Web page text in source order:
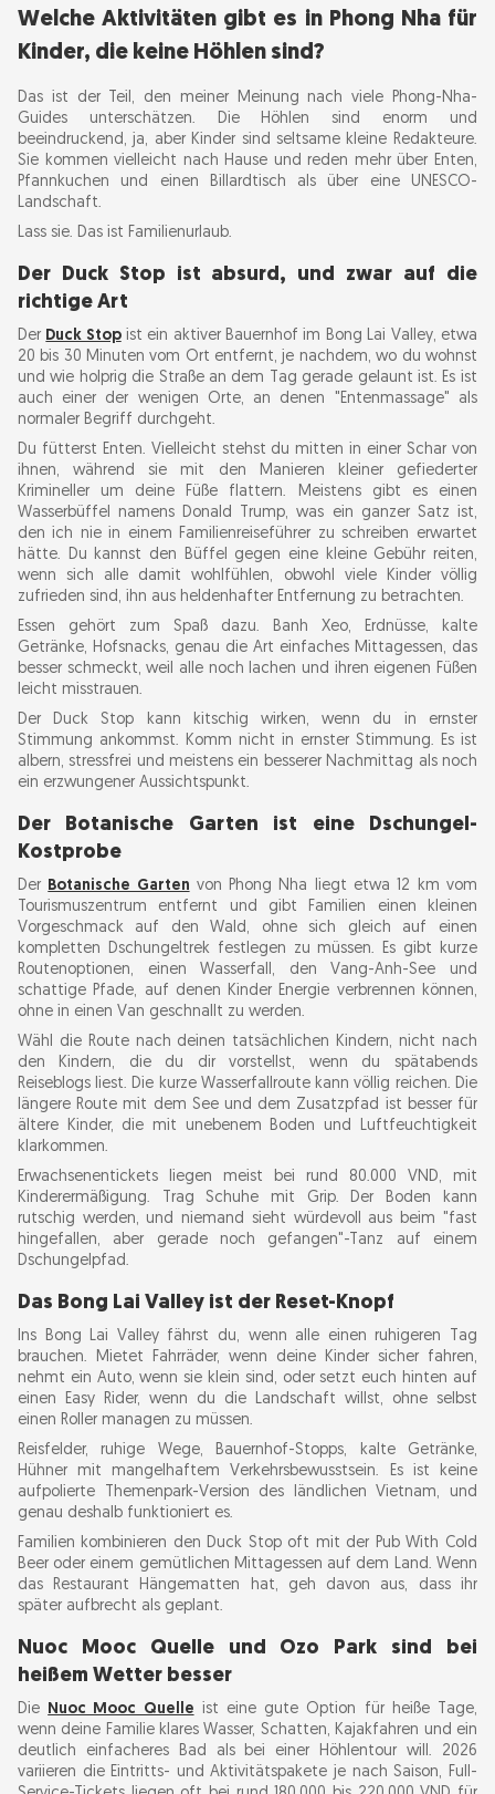
Welche Aktivitäten gibt es in Phong Nha für
Kinder, die keine Höhlen sind?
Das ist der Teil, den meiner Meinung nach viele Phong-Nha-
Guides unterschätzen. Die Höhlen sind enorm und
beeindruckend, ja, aber Kinder sind seltsame kleine Redakteure.
Sie kommen vielleicht nach Hause und reden mehr über Enten,
Pfannkuchen und einen Billardtisch als über eine UNESCO-
Landschaft.
Lass sie. Das ist Familienurlaub.
Der Duck Stop ist absurd, und zwar auf die
richtige Art
Der Duck Stopist ein aktiver Bauernhof im Bong Lai Valley, etwa
20 bis 30 Minuten vom Ort entfernt, je nachdem, wo du wohnst
und wie holprig die Straße an dem Tag gerade gelaunt ist. Es ist
auch einer der wenigen Orte, an denen "Entenmassage" als
normaler Begriff durchgeht.
Du fütterst Enten. Vielleicht stehst du mitten in einer Schar von
ihnen, während sie mit den Manieren kleiner gefiederter
Krimineller um deine Füße flattern. Meistens gibt es einen
Wasserbüffel namens Donald Trump, was ein ganzer Satz ist,
den ich nie in einem Familienreiseführer zu schreiben erwartet
hätte. Du kannst den Büffel gegen eine kleine Gebühr reiten,
wenn sich alle damit wohlfühlen, obwohl viele Kinder völlig
zufrieden sind, ihn aus heldenhafter Entfernung zu betrachten.
Essen gehört zum Spaß dazu. Banh Xeo, Erdnüsse, kalte
Getränke, Hofsnacks, genau die Art einfaches Mittagessen, das
besser schmeckt, weil alle noch lachen und ihren eigenen Füßen
leicht misstrauen.
Der Duck Stop kann kitschig wirken, wenn du in ernster
Stimmung ankommst. Komm nicht in ernster Stimmung. Es ist
albern, stressfrei und meistens ein besserer Nachmittag als noch
ein erzwungener Aussichtspunkt.
Der Botanische Garten ist eine Dschungel-
Kostprobe
Der Botanische Garten von Phong Nha liegt etwa 12 km vom
Tourismuszentrum entfernt und gibt Familien einen kleinen
Vorgeschmack auf den Wald, ohne sich gleich auf einen
kompletten Dschungeltrek festlegen zu müssen. Es gibt kurze
Routenoptionen, einen Wasserfall, den Vang-Anh-See und
schattige Pfade, auf denen Kinder Energie verbrennen können,
ohne in einen Van geschnallt zu werden.
Wähl die Route nach deinen tatsächlichen Kindern, nicht nach
den Kindern, die du dir vorstellst, wenn du spätabends
Reiseblogs liest. Die kurze Wasserfallroute kann völlig reichen. Die
längere Route mit dem See und dem Zusatzpfad ist besser für
ältere Kinder, die mit unebenem Boden und Luftfeuchtigkeit
klarkommen.
Erwachsenentickets liegen meist bei rund 80.000 VND, mit
Kinderermäßigung. Trag Schuhe mit Grip. Der Boden kann
rutschig werden, und niemand sieht würdevoll aus beim "fast
hingefallen, aber gerade noch gefangen"-Tanz auf einem
Dschungelpfad.
Das Bong Lai Valley ist der Reset-Knopf
Ins Bong Lai Valley fährst du, wenn alle einen ruhigeren Tag
brauchen. Mietet Fahrräder, wenn deine Kinder sicher fahren,
nehmt ein Auto, wenn sie klein sind, oder setzt euch hinten auf
einen Easy Rider, wenn du die Landschaft willst, ohne selbst
einen Roller managen zu müssen.
Reisfelder, ruhige Wege, Bauernhof-Stopps, kalte Getränke,
Hühner mit mangelhaftem Verkehrsbewusstsein. Es ist keine
aufpolierte Themenpark-Version des ländlichen Vietnam, und
genau deshalb funktioniert es.
Familien kombinieren den Duck Stop oft mit der Pub With Cold
Beer oder einem gemütlichen Mittagessen auf dem Land. Wenn
das Restaurant Hängematten hat, geh davon aus, dass ihr
später aufbrecht als geplant.
Nuoc Mooc Quelle und Ozo Park sind bei
heißem Wetter besser
Die Nuoc Mooc Quelle ist eine gute Option für heiße Tage,
wenn deine Familie klares Wasser, Schatten, Kajakfahren und ein
deutlich einfacheres Bad als bei einer Höhlentour will. 2026
variieren die Eintritts- und Aktivitätspakete je nach Saison, Full-